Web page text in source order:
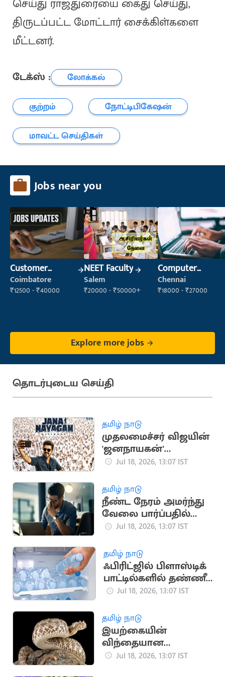
செய்து ராஜதுரையை கைது செய்து,
திருடப்பட்ட மோட்டார் சைக்கிள்களை
மீட்டனர்.
டேக்ஸ் :
லோக்கல்
குற்றம்
நோட்டிபிகேஷன்
மாவட்ட செய்திகள்
Jobs near you
Customer
Support Officer
Coimbatore
₹12500 - ₹40000
NEET Faculty
Salem
₹20000 - ₹50000+
Computer
Operator
Chennai
₹18000 - ₹27000
Explore more jobs
தொடர்புடைய செய்தி
தமிழ் நாடு
முதலமைச்சர் விஜயின்
'ஜனநாயகன்'
படத்திற்கான
தொடங்கியது
Jul 18, 2026, 13:07 IST
தமிழ் நாடு
நீண்ட நேரம் அமர்ந்து
வேலை பார்ப்பதில்
மறைந்திருக்கும்
Jul 18, 2026, 13:07 IST
தமிழ் நாடு
ஃபிரிட்ஜில் பிளாஸ்டிக்
பாட்டில்களில் தண்ணீர்
வைத்து
Jul 18, 2026, 13:07 IST
தமிழ் நாடு
இயற்கையின்
விந்தையான
ஸ்னைப்பர் பாம்பின்
Jul 18, 2026, 13:07 IST